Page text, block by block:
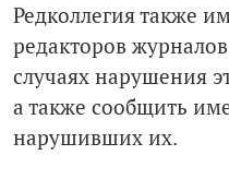
Редколлегия также
редакторов
случаях нарушения
а также сообщить
нарушивших их.